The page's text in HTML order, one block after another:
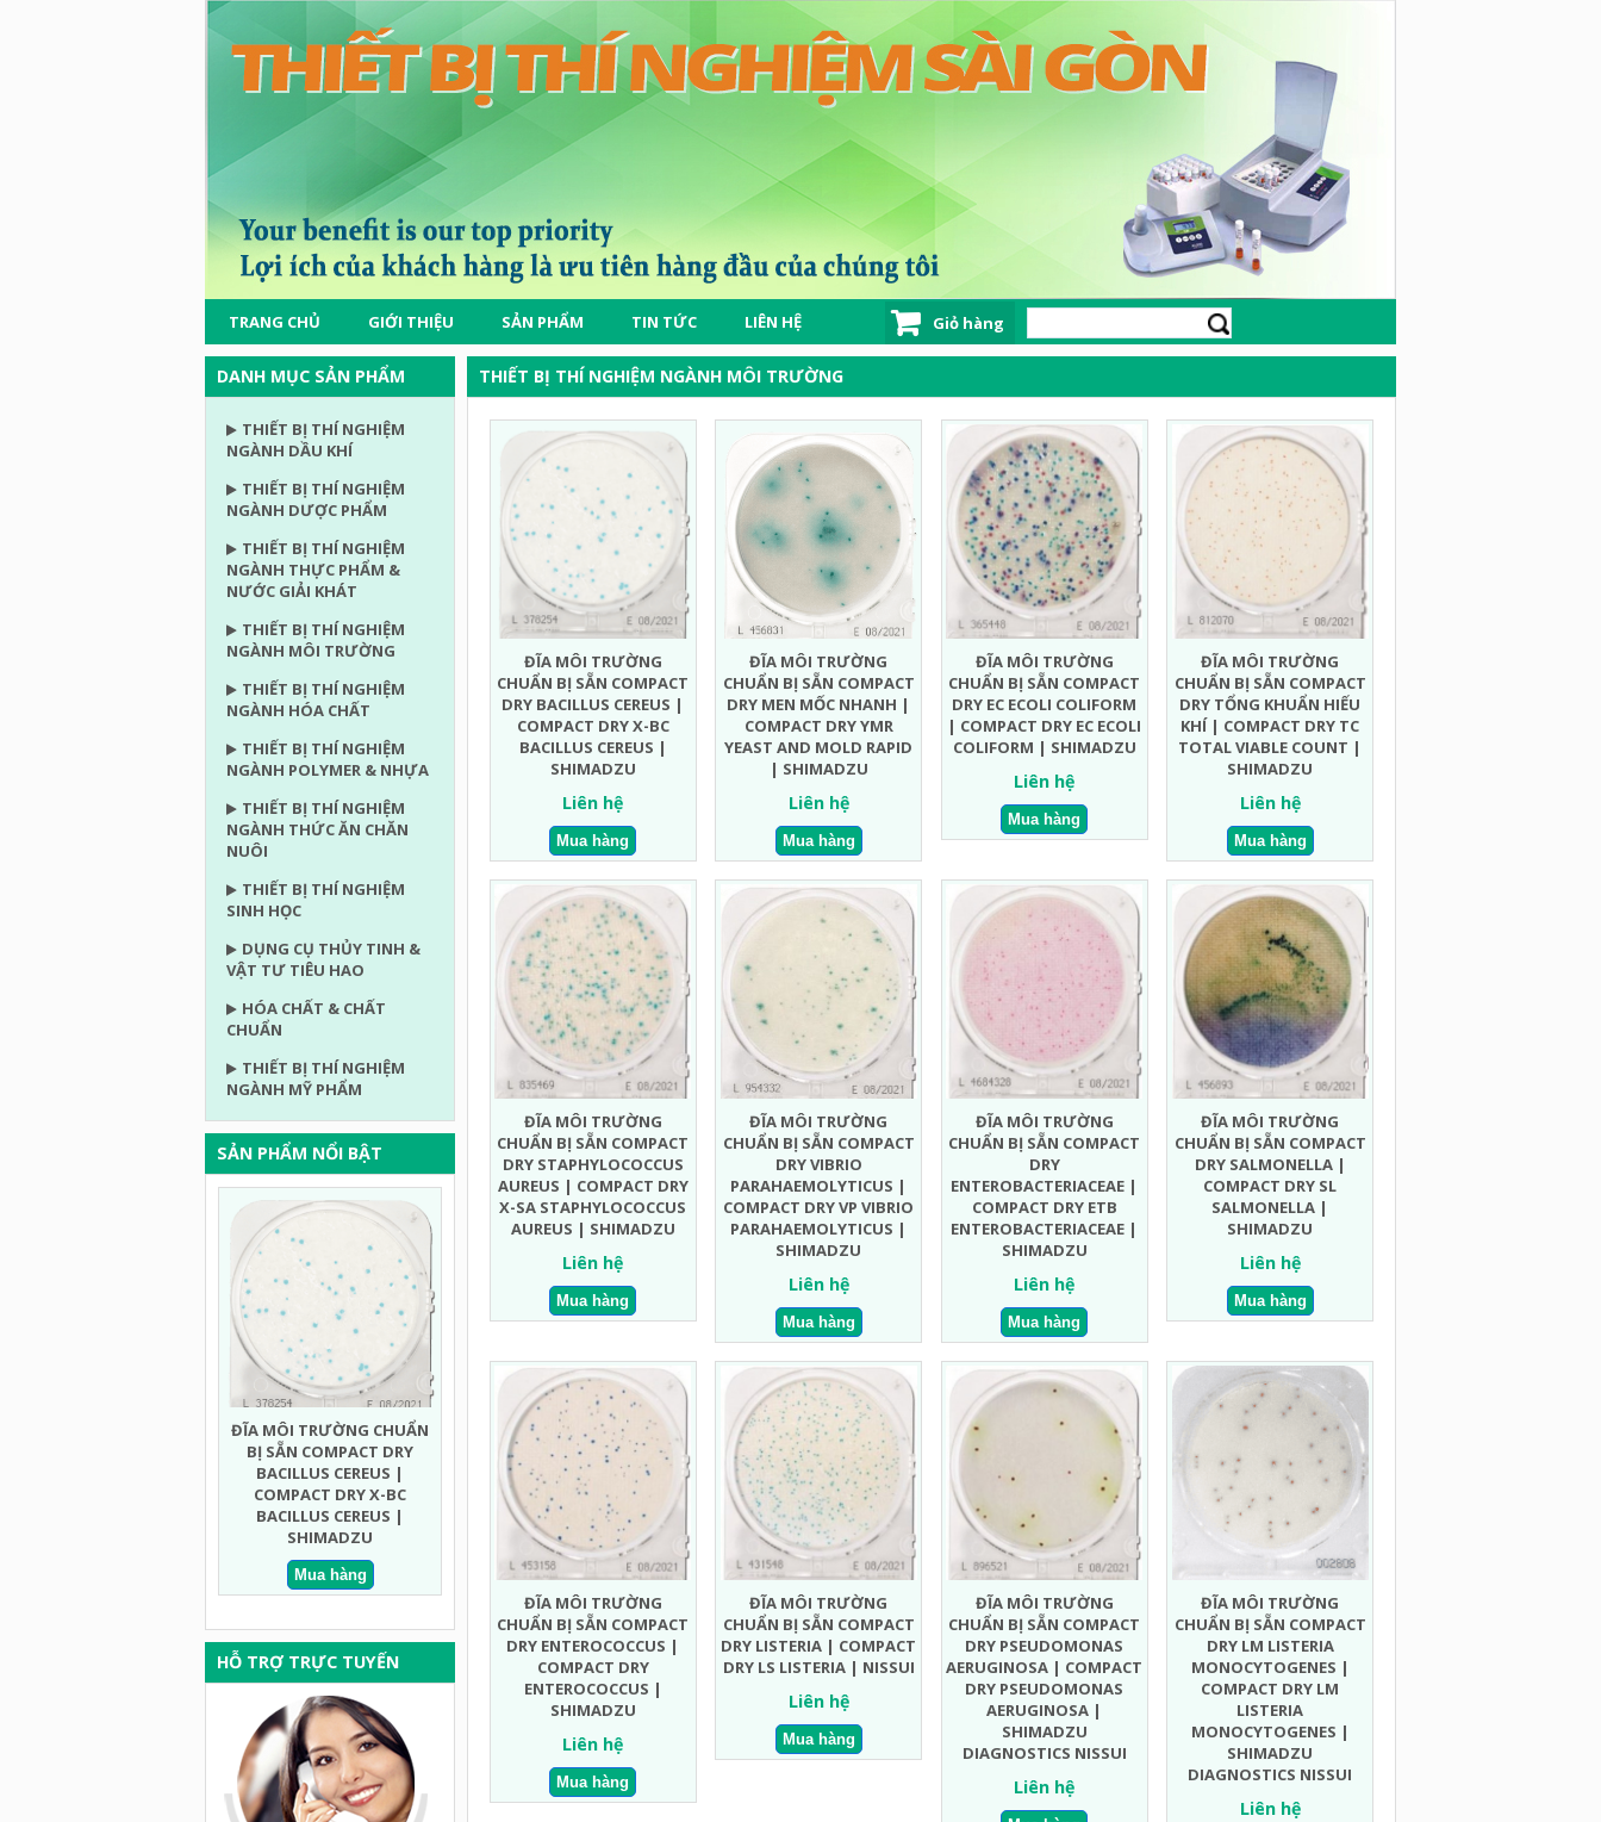
Giỏ hàng
TRANG CHỦ GIỚI THIỆU SẢN PHẨM TIN TỨC LIÊN HỆ
DANH MỤC SẢN PHẨM
THIẾT BỊ THÍ NGHIỆM
NGÀNH DẦU KHÍ
THIẾT BỊ THÍ NGHIỆM
NGÀNH DƯỢC PHẨM
THIẾT BỊ THÍ NGHIỆM
NGÀNH THỰC PHẨM &
NƯỚC GIẢI KHÁT
THIẾT BỊ THÍ NGHIỆM
NGÀNH MÔI TRƯỜNG
THIẾT BỊ THÍ NGHIỆM
NGÀNH HÓA CHẤT
THIẾT BỊ THÍ NGHIỆM
NGÀNH POLYMER & NHỰA
THIẾT BỊ THÍ NGHIỆM
NGÀNH THỨC ĂN CHĂN
NUÔI
THIẾT BỊ THÍ NGHIỆM
SINH HỌC
DỤNG CỤ THỦY TINH &
VẬT TƯ TIÊU HAO
HÓA CHẤT & CHẤT
CHUẨN
THIẾT BỊ THÍ NGHIỆM
NGÀNH MỸ PHẨM
SẢN PHẨM NỔI BẬT
ĐĨA MÔI TRƯỜNG CHUẨN
BỊ SẴN COMPACT DRY MEN
MỐC NHANH | COMPACT
DRY YMR YEAST AND MOLD
RAPID | SHIMADZU
ĐĨA MÔI TRƯỜNG CHUẨN
BỊ SẴN COMPACT DRY EC
ECOLI COLIFORM |
COMPACT DRY EC ECOLI
COLIFORM | SHIMADZU
ĐĨA MÔI TRƯỜNG CHUẨN
BỊ SẴN COMPACT DRY
TỔNG KHUẨN HIẾU KHÍ |
COMPACT DRY TC TOTAL
VIABLE COUNT |
SHIMADZU
ĐĨA MÔI TRƯỜNG CHUẨN
BỊ SẴN COMPACT DRY
STAPHYLOCOCCUS AUREUS
| COMPACT DRY X-SA
STAPHYLOCOCCUS AUREUS
| SHIMADZU
ĐĨA MÔI TRƯỜNG CHUẨN
BỊ SẴN COMPACT DRY
VIBRIO
PARAHAEMOLYTICUS |
COMPACT DRY VP VIBRIO
PARAHAEMOLYTICUS |
ĐĨA MÔI TRƯỜNG CHUẨN
ENTEROBACTERIACEAE |
HỖ TRỢ TRỰC TUYẾN
THIẾT BỊ THÍ NGHIỆM NGÀNH MÔI TRƯỜNG
ĐĨA MÔI TRƯỜNG
CHUẨN BỊ SẴN COMPACT
DRY BACILLUS CEREUS |
COMPACT DRY X-BC
BACILLUS CEREUS |
SHIMADZU
Liên hệ
ĐĨA MÔI TRƯỜNG
CHUẨN BỊ SẴN COMPACT
DRY MEN MỐC NHANH |
COMPACT DRY YMR
YEAST AND MOLD RAPID
| SHIMADZU
Liên hệ
ĐĨA MÔI TRƯỜNG
CHUẨN BỊ SẴN COMPACT
DRY EC ECOLI COLIFORM
| COMPACT DRY EC ECOLI
COLIFORM | SHIMADZU
Liên hệ
ĐĨA MÔI TRƯỜNG
CHUẨN BỊ SẴN COMPACT
DRY TỔNG KHUẨN HIẾU
KHÍ | COMPACT DRY TC
TOTAL VIABLE COUNT |
SHIMADZU
Liên hệ
ĐĨA MÔI TRƯỜNG
CHUẨN BỊ SẴN COMPACT
DRY STAPHYLOCOCCUS
AUREUS | COMPACT DRY
X-SA STAPHYLOCOCCUS
AUREUS | SHIMADZU
Liên hệ
ĐĨA MÔI TRƯỜNG
CHUẨN BỊ SẴN COMPACT
DRY VIBRIO
PARAHAEMOLYTICUS |
COMPACT DRY VP VIBRIO
PARAHAEMOLYTICUS |
SHIMADZU
Liên hệ
ĐĨA MÔI TRƯỜNG
CHUẨN BỊ SẴN COMPACT
DRY
ENTEROBACTERIACEAE |
COMPACT DRY ETB
ENTEROBACTERIACEAE |
SHIMADZU
Liên hệ
ĐĨA MÔI TRƯỜNG
CHUẨN BỊ SẴN COMPACT
DRY SALMONELLA |
COMPACT DRY SL
SALMONELLA |
SHIMADZU
Liên hệ
ĐĨA MÔI TRƯỜNG
CHUẨN BỊ SẴN COMPACT
DRY ENTEROCOCCUS |
COMPACT DRY
ENTEROCOCCUS |
SHIMADZU
Liên hệ
ĐĨA MÔI TRƯỜNG
CHUẨN BỊ SẴN COMPACT
DRY LISTERIA | COMPACT
DRY LS LISTERIA | NISSUI
Liên hệ
ĐĨA MÔI TRƯỜNG
CHUẨN BỊ SẴN COMPACT
DRY PSEUDOMONAS
AERUGINOSA | COMPACT
DRY PSEUDOMONAS
AERUGINOSA |
SHIMADZU
DIAGNOSTICS NISSUI
Liên hệ
ĐĨA MÔI TRƯỜNG
CHUẨN BỊ SẴN COMPACT
DRY LM LISTERIA
MONOCYTOGENES |
COMPACT DRY LM
LISTERIA
MONOCYTOGENES |
SHIMADZU
DIAGNOSTICS NISSUI
Liên hệ